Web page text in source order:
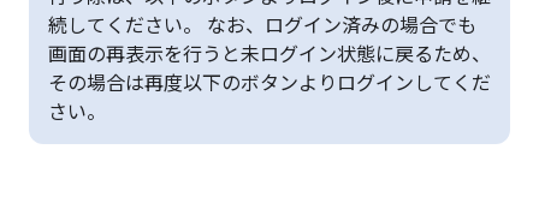
続してください。 なお、ログイン済みの場合でも
画面の再表示を行うと未ログイン状態に戻るため、
その場合は再度以下のボタンよりログインしてくだ
さい。